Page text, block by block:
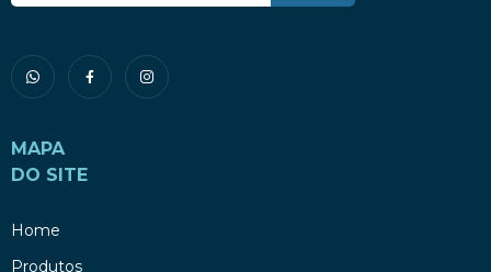
MAPA
DO SITE
Home
Produtos